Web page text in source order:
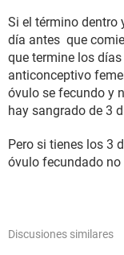
Si el término dentro
día antes que
que termine los
anticonceptivo
óvulo se fecundo y
hay sangrado de 3
Pero si tienes los 3
óvulo fecundado
Discusiones similares